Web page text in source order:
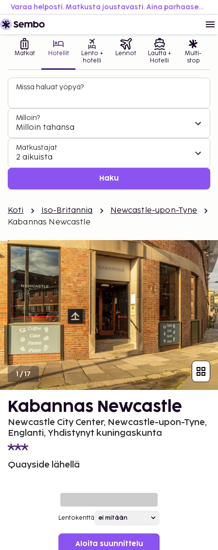
Varaa helposti. Matkusta joustavasti. Aina parhaaseen hintaan.
Matkat Hotellit
Lento +
hotelli
Lennot
Lautta +
Hotelli
Multi-
stop
Missä haluat yöpyä?
Milloin?
Milloin tahansa
Matkustajat
2 aikuista
Haku
Koti Iso-Britannia
Newcastle-upon-Tyne
Kabannas Newcastle
1/17
Kabannas Newcastle
Newcastle City Center, Newcastle-upon-Tyne,
Englanti, Yhdistynyt kuningaskunta
Quayside lähellä
Lentokenttä
Aloita suunnittelu